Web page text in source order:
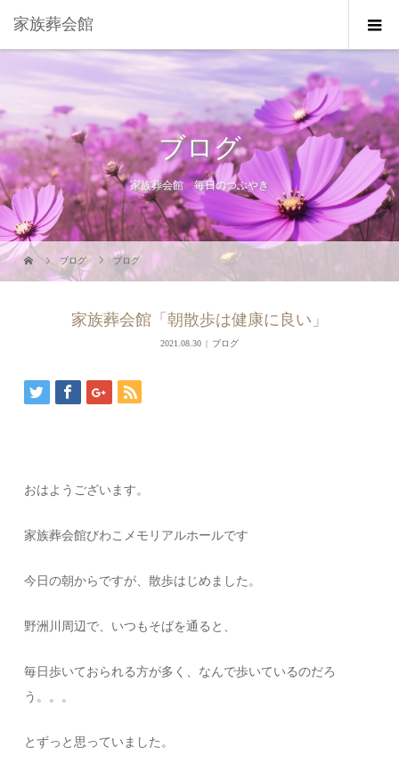
家族葬会館
ブログ
家族葬会館 毎日のつぶやき
ブログ ブログ
家族葬会館「朝散歩は健康に良い」
2021.08.30 ブログ
おはようございます。
家族葬会館びわこメモリアルホールです
今日の朝からですが、散歩はじめました。
野洲川周辺で、いつもそばを通ると、
毎日歩いておられる方が多く、なんで歩いているのだろ
う。。。
とずっと思っていました。